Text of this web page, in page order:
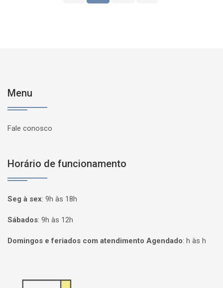
Menu
Fale conosco
Horário de funcionamento
Seg à sex: 9h às 18h
Sábados: 9h às 12h
Domingos e feriados com atendimento Agendado: h às h